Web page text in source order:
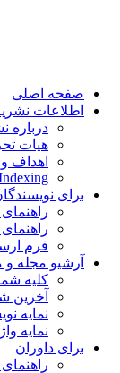
صفحه اصلی
اطلاعات نشریه
درباره
هیات
اهداف و
Indexing
برای نویسندگان
راهنمای
راهنمای
فرم
آرشیو مجله و
کلیه
آخرین
نمایه
نمایه
برای داوران
راهنمای